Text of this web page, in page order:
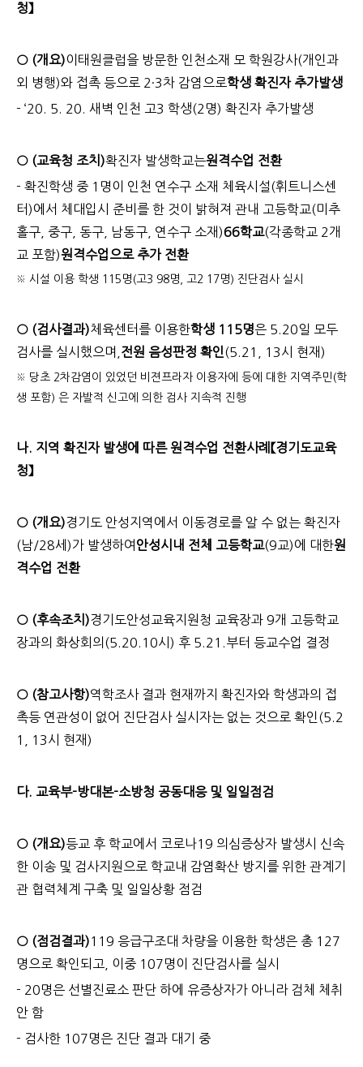
청】
○ (개요)이태원클럽을 방문한 인천소재 모 학원강사(개인과
외 병행)와 접촉 등으로 2·3차 감염으로학생 확진자 추가발생
- ‘20. 5. 20. 새벽 인천 고3 학생(2명) 확진자 추가발생
○ (교육청 조치)확진자 발생학교는원격수업 전환
- 확진학생 중 1명이 인천 연수구 소재 체육시설(휘트니스센
터)에서 체대입시 준비를 한 것이 밝혀져 관내 고등학교(미추
홀구, 중구, 동구, 남동구, 연수구 소재)66학교(각종학교 2개
교 포함)원격수업으로 추가 전환
※ 시설 이용 학생 115명(고3 98명, 고2 17명) 진단검사 실시
○ (검사결과)체육센터를 이용한학생 115명은 5.20일 모두
검사를 실시했으며, 전원 음성판정 확인(5.21, 13시 현재)
※ 당초 2차감염이 있었던 비젼프라자 이용자에 등에 대한 지역주민(학
생 포함) 은 자발적 신고에 의한 검사 지속적 진행
나. 지역 확진자 발생에 따른 원격수업 전환사례 【경기도교육
청】
○ (개요)경기도 안성지역에서 이동경로를 알 수 없는 확진자
(남/28세)가 발생하여 안성시내 전체 고등학교(9교)에 대한원
격수업 전환
○ (후속조치)경기도안성교육지원청 교육장과 9개 고등학교
장과의 화상회의(5.20.10시) 후 5.21.부터 등교수업 결정
○ (참고사항)역학조사 결과 현재까지 확진자와 학생과의 접
촉등 연관성이 없어 진단검사 실시자는 없는 것으로 확인(5.2
1, 13시 현재)
다. 교육부-방대본-소방청 공동대응 및 일일점검
○ (개요)등교 후 학교에서 코로나19 의심증상자 발생시 신속
한 이송 및 검사지원으로 학교내 감염확산 방지를 위한 관계기
관 협력체계 구축 및 일일상황 점검
○ (점검결과)119 응급구조대 차량을 이용한 학생은 총 127
명으로 확인되고, 이중 107명이 진단검사를 실시
- 20명은 선별진료소 판단 하에 유증상자가 아니라 검체 체취
안 함
- 검사한 107명은 진단 결과 대기 중